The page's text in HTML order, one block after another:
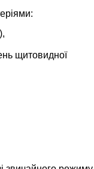
щитовидної